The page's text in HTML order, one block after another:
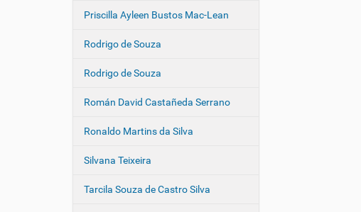
Priscilla Ayleen Bustos Mac-Lean
Rodrigo de Souza
Rodrigo de Souza
Román David Castañeda Serrano
Ronaldo Martins da Silva
Silvana Teixeira
Tarcila Souza de Castro Silva